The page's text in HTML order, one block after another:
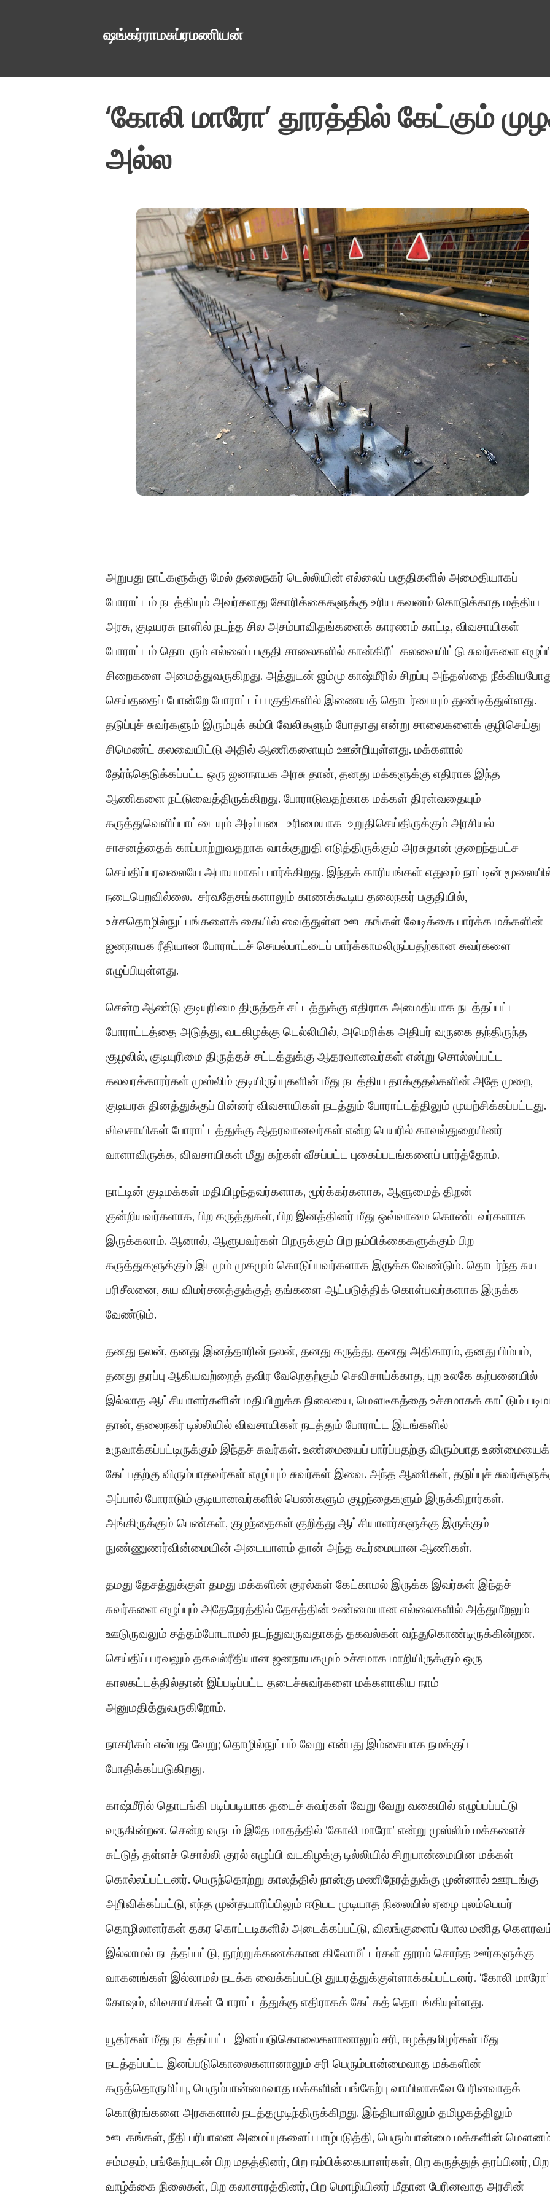
ஷங்கர்ராமசுப்ரமணியன்
‘கோலி மாரோ’ தூரத்தில் கேட்கும்
அல்ல
அறுபது நாட்களுக்கு மேல் தலைநகர் டெல்லியின் எல்லைப் பகுதிகளில் அமைதியாகப்
போராட்டம் நடத்தியும் அவர்களது கோரிக்கைகளுக்கு உரிய கவனம் கொடுக்காத மத்திய
அரசு, குடியரசு நாளில் நடந்த சில அசம்பாவிதங்களைக் காரணம் காட்டி, விவசாயிகள்
போராட்டம் தொடரும் எல்லைப் பகுதி சாலைகளில் கான்கிரீட் கலவையிட்டு சுவர்களை
சிறைகளை அமைத்துவருகிறது. அத்துடன் ஜம்மு காஷ்மீரில் சிறப்பு அந்தஸ்தை
செய்ததைப் போன்றே போராட்டப் பகுதிகளில் இணையத் தொடர்பையும் துண்டித்துள்ளது.
தடுப்புச் சுவர்களும் இரும்புக் கம்பி வேலிகளும் போதாது என்று சாலைகளைக் குழிசெய்து
சிமெண்ட் கலவையிட்டு அதில் ஆணிகளையும் ஊன்றியுள்ளது. மக்களால்
தேர்ந்தெடுக்கப்பட்ட ஒரு ஜனநாயக அரசு தான், தனது மக்களுக்கு எதிராக இந்த
ஆணிகளை நட்டுவைத்திருக்கிறது. போராடுவதற்காக மக்கள் திரள்வதையும்
கருத்துவெளிப்பாட்டையும் அடிப்படை உரிமையாக உறுதிசெய்திருக்கும் அரசியல்
சாசனத்தைக் காப்பாற்றுவதறாக வாக்குறுதி எடுத்திருக்கும் அரசுதான் குறைந்தபட்ச
செய்திப்பரவலையே அபாயமாகப் பார்க்கிறது. இந்தக் காரியங்கள் எதுவும் நாட்டின்
நடைபெறவில்லை. சர்வதேசங்களாலும் காணக்கூடிய தலைநகர் பகுதியில்,
உச்சதொழில்நுட்பங்களைக் கையில் வைத்துள்ள ஊடகங்கள் வேடிக்கை பார்க்க மக்களின்
ஜனநாயக ரீதியான போராட்டச் செயல்பாட்டைப் பார்க்காமலிருப்பதற்கான சுவர்களை
எழுப்பியுள்ளது.
சென்ற ஆண்டு குடியுரிமை திருத்தச் சட்டத்துக்கு எதிராக அமைதியாக நடத்தப்பட்ட
போராட்டத்தை அடுத்து, வடகிழக்கு டெல்லியில், அமெரிக்க அதிபர் வருகை தந்திருந்த
சூழலில், குடியுரிமை திருத்தச் சட்டத்துக்கு ஆதரவானவர்கள் என்று சொல்லப்பட்ட
கலவரக்காரர்கள் முஸ்லிம் குடியிருப்புகளின் மீது நடத்திய தாக்குதல்களின் அதே முறை,
குடியரசு தினத்துக்குப் பின்னர் விவசாயிகள் நடத்தும் போராட்டத்திலும் முயற்சிக்கப்பட்டது.
விவசாயிகள் போராட்டத்துக்கு ஆதரவானவர்கள் என்ற பெயரில் காவல்துறையினர்
வாளாவிருக்க, விவசாயிகள் மீது கற்கள் வீசப்பட்ட புகைப்படங்களைப் பார்த்தோம்.
நாட்டின் குடிமக்கள் மதியிழந்தவர்களாக, மூர்க்கர்களாக, ஆளுமைத் திறன்
குன்றியவர்களாக, பிற கருத்துகள், பிற இனத்தினர் மீது ஒவ்வாமை கொண்டவர்களாக
இருக்கலாம். ஆனால், ஆளுபவர்கள் பிறருக்கும் பிற நம்பிக்கைகளுக்கும் பிற
கருத்துகளுக்கும் இடமும் முகமும் கொடுப்பவர்களாக இருக்க வேண்டும். தொடர்ந்த சுய
பரிசீலனை, சுய விமர்சனத்துக்குத் தங்களை ஆட்படுத்திக் கொள்பவர்களாக இருக்க
வேண்டும்.
தனது நலன், தனது இனத்தாரின் நலன், தனது கருத்து, தனது அதிகாரம், தனது பிம்பம்,
தனது தரப்பு ஆகியவற்றைத் தவிர வேறெதற்கும் செவிசாய்க்காத, புற உலகே கற்பனையில்
இல்லாத ஆட்சியாளர்களின் மதியிறுக்க நிலையை, மௌடீகத்தை உச்சமாகக் காட்டும்
தான், தலைநகர் டில்லியில் விவசாயிகள் நடத்தும் போராட்ட இடங்களில்
உருவாக்கப்பட்டிருக்கும் இந்தச் சுவர்கள். உண்மையைப் பார்ப்பதற்கு விரும்பாத உண்மையைக்
கேட்பதற்கு விரும்பாதவர்கள் எழுப்பும் சுவர்கள் இவை. அந்த ஆணிகள், தடுப்புச்
அப்பால் போராடும் குடியானவர்களில் பெண்களும் குழந்தைகளும் இருக்கிறார்கள்.
அங்கிருக்கும் பெண்கள், குழந்தைகள் குறித்து ஆட்சியாளர்களுக்கு இருக்கும்
நுண்ணுணர்வின்மையின் அடையாளம் தான் அந்த கூர்மையான ஆணிகள்.
தமது தேசத்துக்குள் தமது மக்களின் குரல்கள் கேட்காமல் இருக்க இவர்கள் இந்தச்
சுவர்களை எழுப்பும் அதேநேரத்தில் தேசத்தின் உண்மையான எல்லைகளில் அத்துமீறலும்
ஊடுருவலும் சத்தம்போடாமல் நடந்துவருவதாகத் தகவல்கள் வந்துகொண்டிருக்கின்றன.
செய்திப் பரவலும் தகவல்ரீதியான ஜனநாயகமும் உச்சமாக மாறியிருக்கும் ஒரு
காலகட்டத்தில்தான் இப்படிப்பட்ட தடைச்சுவர்களை மக்களாகிய நாம்
அனுமதித்துவருகிறோம்.
நாகரிகம் என்பது வேறு; தொழில்நுட்பம் வேறு என்பது இம்சையாக நமக்குப்
போதிக்கப்படுகிறது.
காஷ்மீரில் தொடங்கி படிப்படியாக தடைச் சுவர்கள் வேறு வேறு வகையில் எழுப்பப்பட்டு
வருகின்றன. சென்ற வருடம் இதே மாதத்தில் ‘கோலி மாரோ’ என்று முஸ்லிம் மக்களைச்
சுட்டுத் தள்ளச் சொல்லி குரல் எழுப்பி வடகிழக்கு டில்லியில் சிறுபான்மையின மக்கள்
கொல்லப்பட்டனர். பெருந்தொற்று காலத்தில் நான்கு மணிநேரத்துக்கு முன்னால் ஊரடங்கு
அறிவிக்கப்பட்டு, எந்த முன்தயாரிப்பிலும் ஈடுபட முடியாத நிலையில் ஏழை புலம்பெயர்
தொழிலாளர்கள் தகர கொட்டடிகளில் அடைக்கப்பட்டு, விலங்குளைப் போல மனித
இல்லாமல் நடத்தப்பட்டு, நூற்றுக்கணக்கான கிலோமீட்டர்கள் தூரம் சொந்த ஊர்களுக்கு
வாகனங்கள் இல்லாமல் நடக்க வைக்கப்பட்டு துயரத்துக்குள்ளாக்கப்பட்டனர். ‘கோலி மாரோ’
கோஷம், விவசாயிகள் போராட்டத்துக்கு எதிராகக் கேட்கத் தொடங்கியுள்ளது.
யூதர்கள் மீது நடத்தப்பட்ட இனப்படுகொலைகளானாலும் சரி, ஈழத்தமிழர்கள் மீது
நடத்தப்பட்ட இனப்படுகொலைகளானாலும் சரி பெரும்பான்மைவாத மக்களின்
கருத்தொருமிப்பு, பெரும்பான்மைவாத மக்களின் பங்கேற்பு வாயிலாகவே பேரினவாதக்
கொடூரங்களை அரசுகளால் நடத்தமுடிந்திருக்கிறது. இந்தியாவிலும் தமிழகத்திலும்
ஊடகங்கள், நீதி பரிபாலன அமைப்புகளைப் பாழ்படுத்தி, பெரும்பான்மை மக்களின்
சம்மதம், பங்கேற்புடன் பிற மதத்தினர், பிற நம்பிக்கையாளர்கள், பிற கருத்துத் தரப்பினர், பிற
வாழ்க்கை நிலைகள், பிற கலாசாரத்தினர், பிற மொழியினர் மீதான பேரினவாத அரசின்